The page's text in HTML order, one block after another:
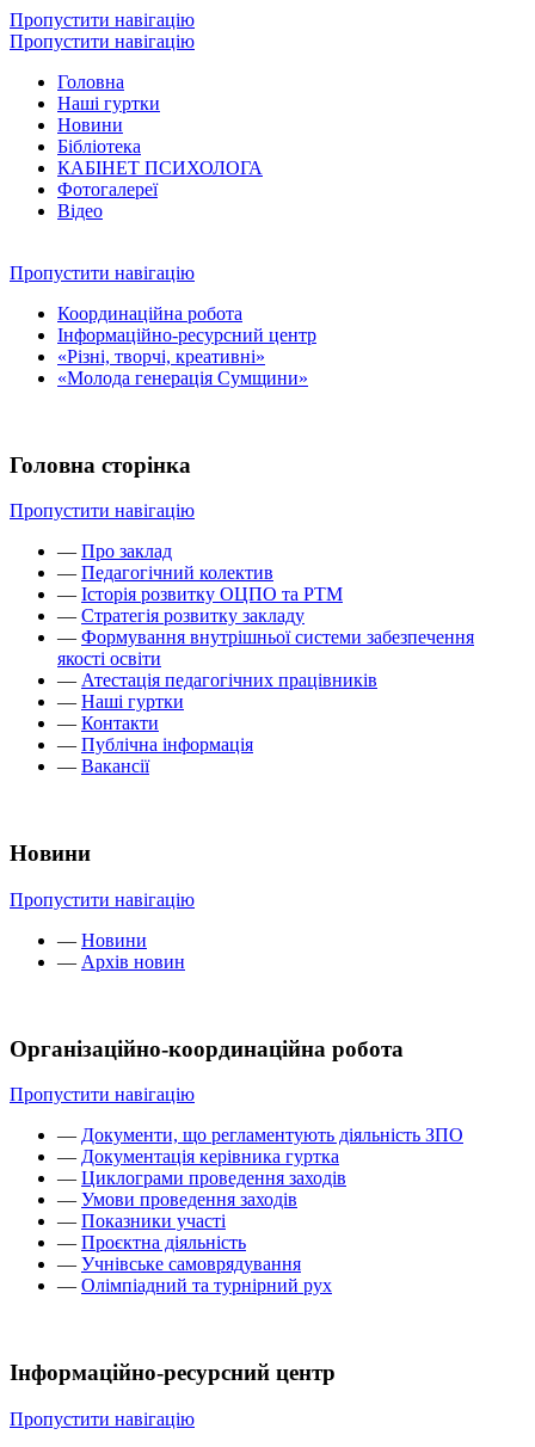
Пропустити навігацію
Пропустити навігацію
Головна
Наші гуртки
Новини
Бібліотека
КАБІНЕТ ПСИХОЛОГА
Фотогалереї
Відео
Пропустити навігацію
Координаційна робота
Інформаційно-ресурсний центр
«Різні, творчі, креативні»
«Молода генерація Сумщини»
Головна сторінка
Пропустити навігацію
— Про заклад
— Педагогічний колектив
— Історія розвитку ОЦПО та РТМ
— Стратегія розвитку закладу
— Формування внутрішньої системи забезпечення
якості освіти
— Атестація педагогічних працівників
— Наші гуртки
— Контакти
— Публічна інформація
— Вакансії
Новини
Пропустити навігацію
— Новини
— Архів новин
Організаційно-координаційна робота
Пропустити навігацію
— Документи, що регламентують діяльність ЗПО
— Документація керівника гуртка
— Циклограми проведення заходів
— Умови проведення заходів
— Показники участі
— Проєктна діяльність
— Учнівське самоврядування
— Олімпіадний та турнірний рух
Інформаційно-ресурсний центр
Пропустити навігацію